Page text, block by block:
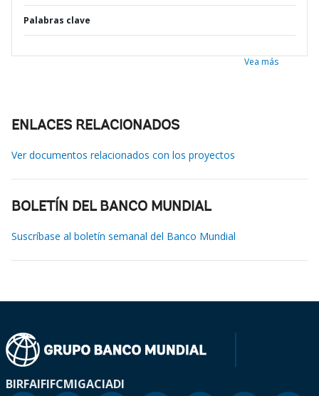
Palabras clave
Vea más
ENLACES RELACIONADOS
Ver documentos relacionados con los proyectos
BOLETÍN DEL BANCO MUNDIAL
Suscríbase al boletín semanal del Banco Mundial
BIRFAIFIFCMIGACIADI